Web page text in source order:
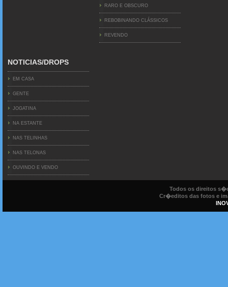
RARO E OBSCURO
REBOBINANDO CLÁSSICOS
REVENDO
NOTICIAS/DROPS
EM CASA
GENTE
JOGATINA
NA ESTANTE
NAS TELINHAS
NAS TELONAS
OUVINDO E VENDO
Todos os direitos
Cr�editos das fotos e